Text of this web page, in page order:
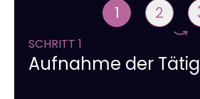
1 2
SCHRITT 1
Aufnahme der